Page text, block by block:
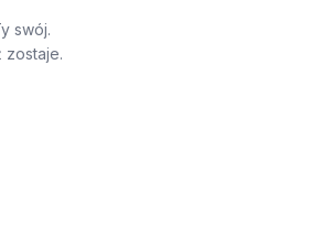
swój.
zostaje.